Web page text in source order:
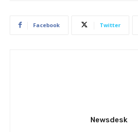
Facebook Twitter
Newsdesk